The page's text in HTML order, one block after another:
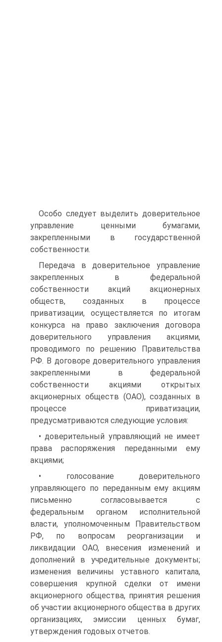
Особо следует выделить доверительное
управление ценными бума­гами,
закрепленными в государственной
собственности.
Передача в доверительное управление
закрепленных в феде­ральной
собственности акций акционерных
обществ, созданных в процессе
приватизации, осуществляется по итогам
конкурса на право заключения договора
доверительного управления акциями,
проводимого по решению Правительства
РФ. В договоре довери­тельного управления
закрепленными в федеральной
собственности акциями открытых
акционерных обществ (ОАО), созданных в
про­цессе приватизации,
предусматриваются следующие условия:
• доверительный управляющий не имеет
права распоряжения переданными ему
акциями;
• голосование доверительного
управляющего по переданным ему акциям
письменно согласовывается с
федеральным органом исполнительной
власти, уполномоченным Правительством
РФ, по вопросам реорганизации и
ликвидации ОАО, внесения изменений и
дополнений в учредительные документы;
изменения величины уставного капитала,
совершения крупной сделки от имени
акцио­нерного общества, принятия решения
об участии акционерного общества в других
организациях, эмиссии ценных бумаг,
утвержде­ния годовых отчетов.